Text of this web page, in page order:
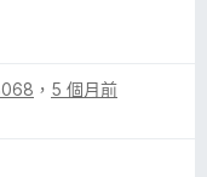
， 5 個月前